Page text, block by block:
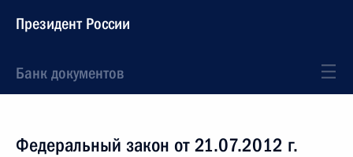
Президент России
Банк документов
Федеральный закон от 21.07.2012 г.